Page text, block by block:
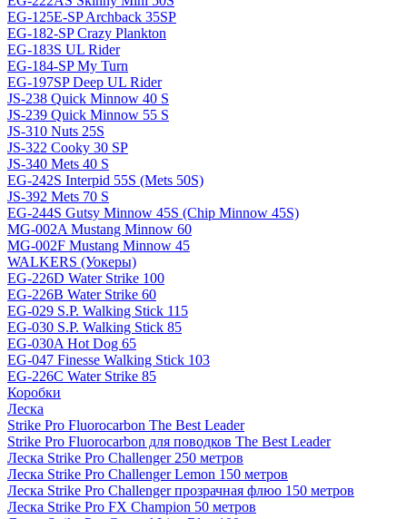
EG-125E-SP Archback 35SP
EG-182-SP Crazy Plankton
EG-183S UL Rider
EG-184-SP My Turn
EG-197SP Deep UL Rider
JS-238 Quick Minnow 40 S
JS-239 Quick Minnow 55 S
JS-310 Nuts 25S
JS-322 Cooky 30 SP
JS-340 Mets 40 S
EG-242S Interpid 55S (Mets 50S)
JS-392 Mets 70 S
EG-244S Gutsy Minnow 45S (Chip Minnow 45S)
MG-002A Mustang Minnow 60
MG-002F Mustang Minnow 45
WALKERS (Уокеры)
EG-226D Water Strike 100
EG-226B Water Strike 60
EG-029 S.P. Walking Stick 115
EG-030 S.P. Walking Stick 85
EG-030A Hot Dog 65
EG-047 Finesse Walking Stick 103
EG-226C Water Strike 85
Коробки
Леска
Strike Pro Fluorocarbon The Best Leader
Strike Pro Fluorocarbon для поводков The Best Leader
Леска Strike Pro Challenger 250 метров
Леска Strike Pro Challenger Lemon 150 метров
Леска Strike Pro Challenger прозрачная флюо 150 метров
Леска Strike Pro FX Champion 50 метров